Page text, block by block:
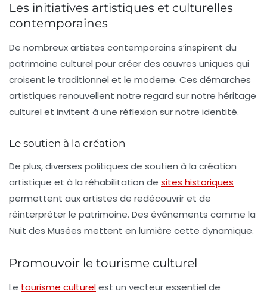
Les initiatives artistiques et culturelles
contemporaines
De nombreux artistes contemporains s’inspirent du
patrimoine culturel pour créer des œuvres uniques qui
croisent le traditionnel et le moderne. Ces démarches
artistiques renouvellent notre regard sur notre héritage
culturel et invitent à une réflexion sur notre identité.
Le soutien à la création
De plus, diverses politiques de soutien à la création
artistique et à la réhabilitation de sites historiques
permettent aux artistes de redécouvrir et de
réinterpréter le patrimoine. Des événements comme la
Nuit des Musées mettent en lumière cette dynamique.
Promouvoir le tourisme culturel
Le tourisme culturelest un vecteur essentiel de